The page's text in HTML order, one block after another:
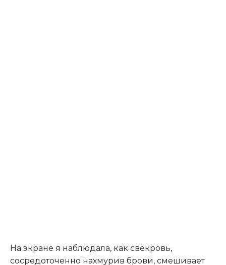
На экране я наблюдала, как свекровь,
сосредоточенно нахмурив брови, смешивает